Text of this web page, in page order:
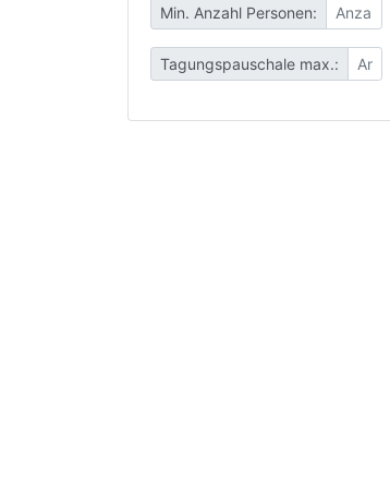
Min. Anzahl Personen:
Tagungspauschale max.: